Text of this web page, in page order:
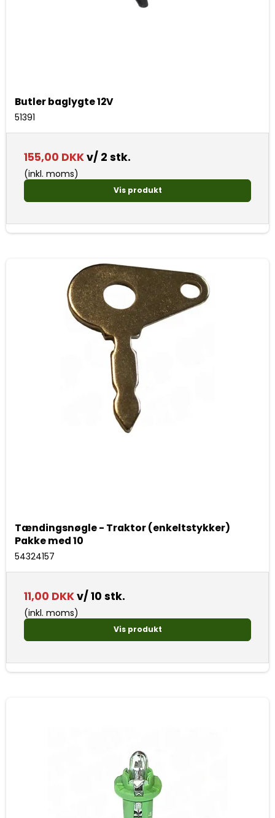
Butler baglygte 12V
51391
155,00 DKKv/ 2 stk.
(inkl. moms)
Vis produkt
Tændingsnøgle - Traktor (enkeltstykker)
Pakke med 10
54324157
11,00 DKKv/ 10 stk.
(inkl. moms)
Vis produkt